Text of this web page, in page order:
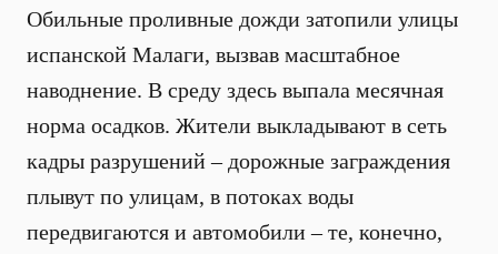
Обильные проливные дожди затопили улицы
испанской Малаги, вызвав масштабное
наводнение. В среду здесь выпала месячная
норма осадков. Жители выкладывают в сеть
кадры разрушений – дорожные заграждения
плывут по улицам, в потоках воды
передвигаются и автомобили – те, конечно,